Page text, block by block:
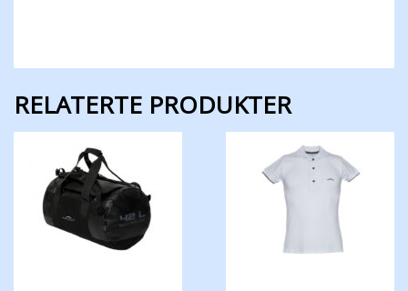
RELATERTE PRODUKTER